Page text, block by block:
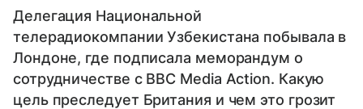
Делегация Национальной
телерадиокомпании Узбекистана побывала в
Лондоне, где подписала меморандум о
сотрудничестве с BBC Media Action. Какую
цель преследует Британия и чем это грозит